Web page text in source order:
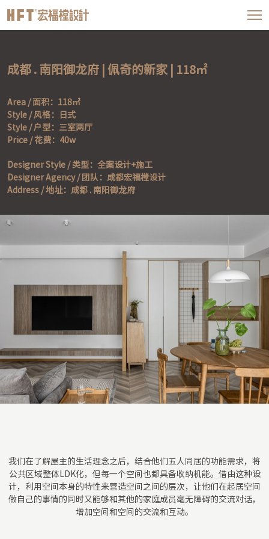
成都 . 南阳御龙府 | 佩奇的新家 | 118㎡
Area / 面积：118㎡
Style / 风格：日式
Style / 户型：三室两厅
Price / 花费：40w
Designer Style / 类型：全案设计+施工
Designer Agency / 团队：成都宏福樘设计
Address / 地址：成都 . 南阳御龙府
我们在了解屋主的生活理念之后，结合他们五人同居的功能需求，将
公共区域整体LDK化，但每一个空间也都具备收纳机能。借由这种设
计，利用空间本身的特性来营造空间之间的层次，让他们在起居空间
做自己的事情的同时又能够和其他的家庭成员毫无障碍的交流对话，
增加空间和空间的交流和互动。